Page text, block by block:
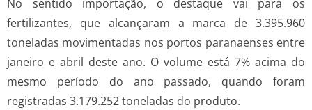
No sentido importação, o destaque vai para os
fertilizantes, que alcançaram a marca de 3.395.960
toneladas movimentadas nos portos paranaenses entre
janeiro e abril deste ano. O volume está 7% acima do
mesmo período do ano passado, quando foram
registradas 3.179.252 toneladas do produto.